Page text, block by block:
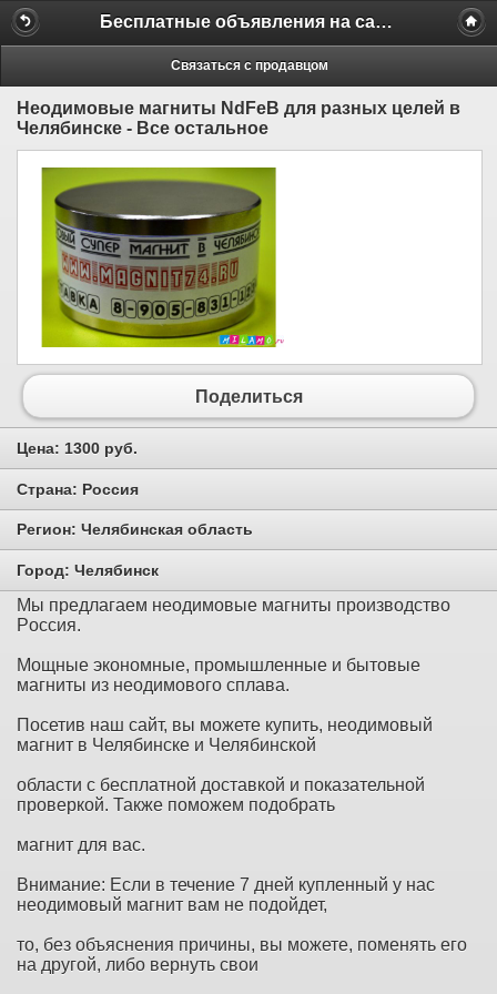
Бесплатные объявления на сайте MILAMO.ru
Связаться с продавцом
Неодимовые магниты NdFeB для разных целей в
Челябинске - Все остальное
Поделиться
Цена: 1300 руб.
Страна: Россия
Регион: Челябинская область
Город: Челябинск
Mы пpeдлaгaeм нeoдимoвыe мaгниты пpoизвoдcтвo
Poccия.
Мощные экономные, промышленные и бытовые
магниты из неодимового сплава.
Посетив наш сайт, вы можете купить, неодимовый
магнит в Челябинске и Челябинской
области с бесплатной доставкой и показательной
проверкой. Также поможем подобрать
магнит для вас.
Внимание: Если в течение 7 дней купленный у нас
неодимовый магнит вам не подойдет,
то, без объяснения причины, вы можете, поменять его
на другой, либо вернуть свои